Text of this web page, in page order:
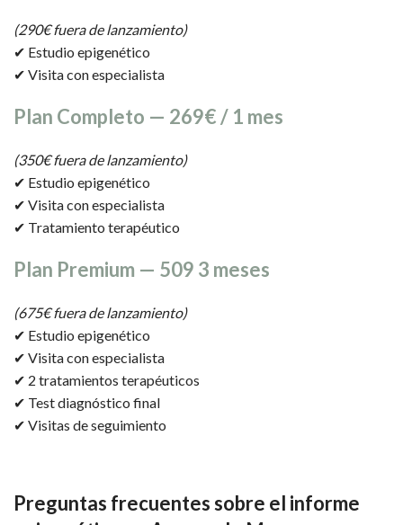
(290€ fuera de lanzamiento)
✔ Estudio epigenético
✔ Visita con especialista
Plan Completo — 269€ / 1 mes
(350€ fuera de lanzamiento)
✔ Estudio epigenético
✔ Visita con especialista
✔ Tratamiento terapéutico
Plan Premium — 509 3 meses
(675€ fuera de lanzamiento)
✔ Estudio epigenético
✔ Visita con especialista
✔ 2 tratamientos terapéuticos
✔ Test diagnóstico final
✔ Visitas de seguimiento
Preguntas frecuentessobre el informe